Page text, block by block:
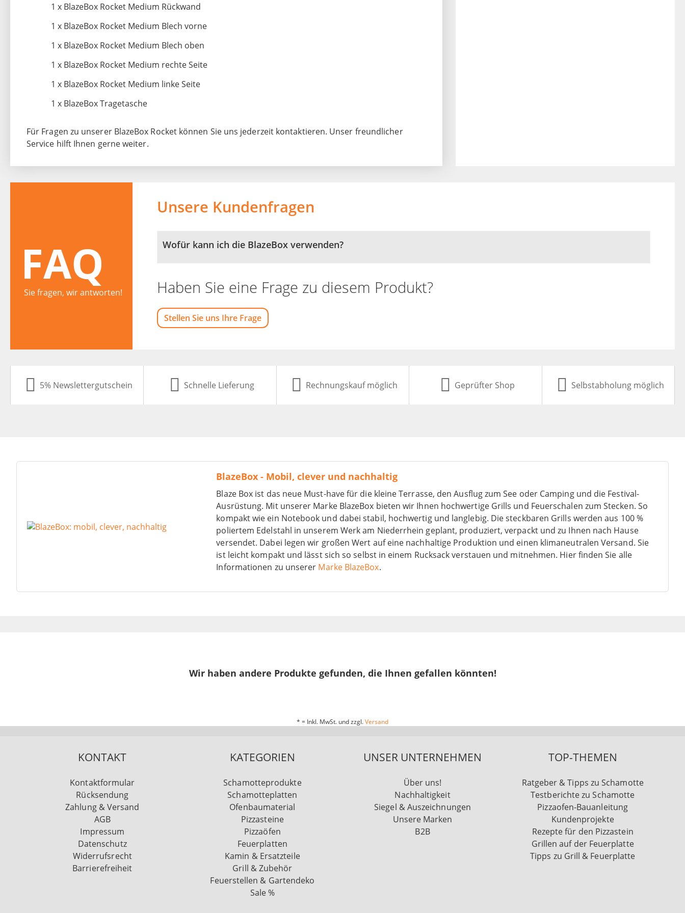
BlazeBox - Mobil, clever und nachhaltig
Blaze Box ist das neue Must-have für die kleine Terrasse, den Ausflug zum See oder Camping und die Festival-
Ausrüstung. Mit unserer Marke BlazeBox bieten wir Ihnen hochwertige Grills und Feuerschalen zum Stecken. So
kompakt wie ein Notebook und dabei stabil, hochwertig und langlebig. Die steckbaren Grills werden aus 100 %
poliertem Edelstahl in unserem Werk am Niederrhein geplant, produziert, verpackt und zu Ihnen nach Hause
versendet. Dabei legen wir großen Wert auf eine nachhaltige Produktion und einen klimaneutralen Versand. Sie
ist leicht kompakt und lässt sich so selbst in einem Rucksack verstauen und mitnehmen. Hier finden Sie alle
Informationen zu unserer Marke BlazeBox.
1 x BlazeBox Rocket Medium Rückwand
1 x BlazeBox Rocket Medium Blech vorne
1 x BlazeBox Rocket Medium Blech oben
1 x BlazeBox Rocket Medium rechte Seite
1 x BlazeBox Rocket Medium linke Seite
1 x BlazeBox Tragetasche
Für Fragen zu unserer BlazeBox Rocket können Sie uns jederzeit kontaktieren. Unser freundlicher
Service hilft Ihnen gerne weiter.
FAQ
Sie fragen, wir antworten!
Unsere Kundenfragen
Wofür kann ich die BlazeBox verwenden?
Haben Sie eine Frage zu diesem Produkt?
Stellen Sie uns Ihre Frage
5% Newslettergutschein Schnelle Lieferung Rechnungskauf möglich Geprüfter Shop Selbstabholung möglich
Wir haben andere Produkte gefunden, die Ihnen gefallen könnten!
* = Inkl. MwSt. und zzgl.Versand
KONTAKT
Kontaktformular
Rücksendung
Zahlung & Versand
AGB
Impressum
Datenschutz
Widerrufsrecht
Barrierefreiheit
KATEGORIEN
Schamotteprodukte
Schamotteplatten
Ofenbaumaterial
Pizzasteine
Pizzaöfen
Feuerplatten
Kamin & Ersatzteile
Grill & Zubehör
Feuerstellen & Gartendeko
Sale %
UNSER UNTERNEHMEN
Über uns!
Nachhaltigkeit
Siegel & Auszeichnungen
Unsere Marken
B2B
TOP-THEMEN
Ratgeber & Tipps zu Schamotte
Testberichte zu Schamotte
Pizzaofen-Bauanleitung
Kundenprojekte
Rezepte für den Pizzastein
Grillen auf der Feuerplatte
Tipps zu Grill & Feuerplatte